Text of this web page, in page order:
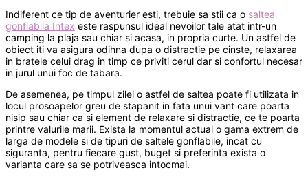
Indiferent ce tip de aventurier esti, trebuie sa stii ca o saltea
gonflabila Intex este raspunsul ideal nevoilor tale atat intr-un
camping la plaja sau chiar si acasa, in propria curte. Un astfel de
obiect iti va asigura odihna dupa o distractie pe cinste, relaxarea
in bratele celui drag in timp ce priviti cerul dar si confortul necesar
in jurul unui foc de tabara.
De asemenea, pe timpul zilei o astfel de saltea poate fi utilizata in
locul prosoapelor greu de stapanit in fata unui vant care poarta
nisip sau chiar ca si element de relaxare si distractie, ce te poarta
printre valurile marii. Exista la momentul actual o gama extrem de
larga de modele si de tipuri de saltele gonflabile, incat cu
siguranta, pentru fiecare gust, buget si preferinta exista o
varianta care sa se potriveasca intocmai.